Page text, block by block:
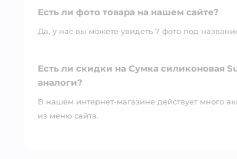
Есть ли фото товара на нашем сайте?
Да, у нас вы можете увидеть 7 фото под
Есть ли скидки на Сумка силиконовая
аналоги?
В нашем интернет-магазине действует много
из меню сайта.